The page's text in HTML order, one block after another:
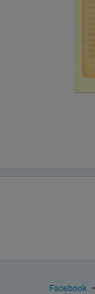
Facebook